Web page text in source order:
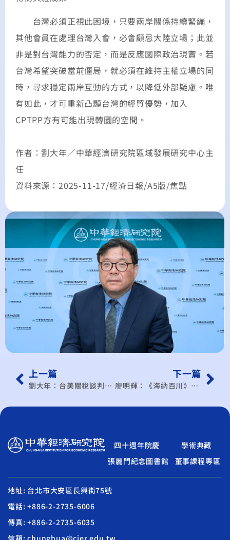
台灣必須正視此困境，只要兩岸關係持續緊繃，
其他會員在處理台灣入會，必會顧忌大陸立場；此並
非是對台灣能力的否定，而是反應國際政治現實。若
台灣希望突破當前僵局，就必須在維持主權立場的同
時，尋求穩定兩岸互動的方式，以降低外部疑慮。唯
有如此，才可重新凸顯台灣的經貿優勢，加入
CPTPP方有可能出現轉圜的空間。
作者：劉大年／中華經濟研究院區域發展研究中心主
任
資料來源：2025-11-17/經濟日報/A5版/焦點
上一篇
劉大年：台美關稅談判進入倒數 投資要求為最大變數
下一篇
廖明輝：《海納百川》台灣匯率升值不是危機 是體質改革的開始
四十週年院慶
學術典藏
張麗門紀念圖書館
董事課程專區
地址: 台北市大安區長興街75號
電話: +886-2-2735-6006
傳真: +886-2-2735-6035
信箱: chunghua@cier.edu.tw